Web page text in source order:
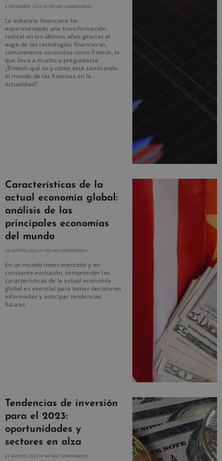
6 SEPTIEMBRE, 2023 NO HAY COMENTARIOS
La industria financiera ha
experimentado una transformación
radical en los últimos años gracias al
auge de las tecnologías financieras,
comúnmente conocidas como fintech, lo
que lleva a mucho a preguntarse
¿Fintech qué es y cómo está cambiando
el mundo de las finanzas en la
actualidad?
Características de la
actual economía global:
análisis de las
principales economías
del mundo
30 AGOSTO, 2023 NO HAY COMENTARIOS
En un mundo interconectado y en
constante evolución, comprender las
características de la actual economía
global es esencial para tomar decisiones
informadas y anticipar tendencias
futuras.
Tendencias de inversión
para el 2023:
oportunidades y
sectores en alza
25 AGOSTO, 2023 NO HAY COMENTARIOS